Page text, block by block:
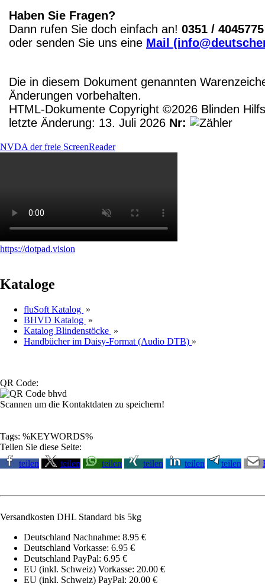
Haben Sie Fragen?
Dann rufen Sie doch einfach an! 0351 / 4045775
oder senden Sie uns eine Mail
Die in diesem Dokument genannten
Änderungen vorbehalten.
HTML-Dokumente Copyright ©2026 Blinden
letzte Änderung: 13. Juli 2026 Nr:
NVDA der freie ScreenReader
https://dotpad.vision
Kataloge
fluSoft Katalog »
BHVD Katalog »
Katalog Blindenstöcke »
Handbücher im Daisy-Format (Audio DTB) »
QR Code:
Scannen um die Kontaktdaten zu speichern!
Tags: %KEYWORDS%
Teilen Sie diese Seite:
teilen
teilen teilen teilen teilen teilen
Versandkosten DHL Standard bis 5kg
Deutschland Nachnahme: 8.95 €
Deutschland Vorkasse: 6.95 €
Deutschland PayPal: 6.95 €
EU (inkl. Schweiz) Vorkasse: 20.00 €
EU (inkl. Schweiz) PayPal: 20.00 €